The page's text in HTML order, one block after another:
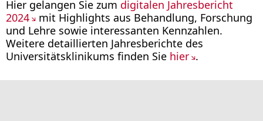
Hier gelangen Sie zum digitalen Jahresbericht
2024
mit Highlights aus Behandlung, Forschung
und Lehre sowie interessanten Kennzahlen.
Weitere detaillierten Jahresberichte des
Universitätsklinikums finden Sie hier .